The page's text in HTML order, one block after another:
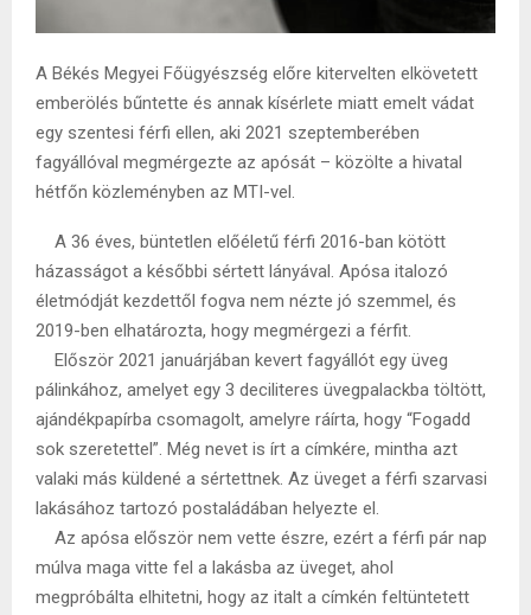
A Békés Megyei Főügyészség előre kitervelten elkövetett
emberölés bűntette és annak kísérlete miatt emelt vádat
egy szentesi férfi ellen, aki 2021 szeptemberében
fagyállóval megmérgezte az apósát – közölte a hivatal
hétfőn közleményben az MTI-vel.
A 36 éves, büntetlen előéletű férfi 2016-ban kötött
házasságot a későbbi sértett lányával. Apósa italozó
életmódját kezdettől fogva nem nézte jó szemmel, és
2019-ben elhatározta, hogy megmérgezi a férfit.
Először 2021 januárjában kevert fagyállót egy üveg
pálinkához, amelyet egy 3 deciliteres üvegpalackba töltött,
ajándékpapírba csomagolt, amelyre ráírta, hogy “Fogadd
sok szeretettel”. Még nevet is írt a címkére, mintha azt
valaki más küldené a sértettnek. Az üveget a férfi szarvasi
lakásához tartozó postaládában helyezte el.
Az apósa először nem vette észre, ezért a férfi pár nap
múlva maga vitte fel a lakásba az üveget, ahol
megpróbálta elhitetni, hogy az italt a címkén feltüntetett